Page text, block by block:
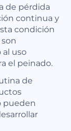
de pérdida
continua y
condición
uso
el peinado.
de
pueden